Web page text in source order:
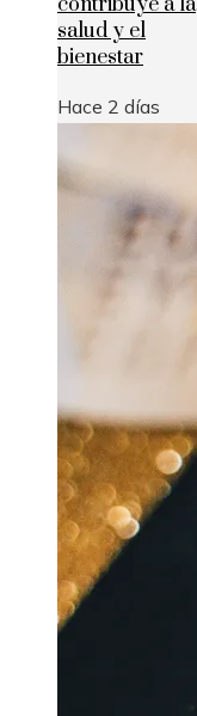
salud y el
bienestar
Hace 2 días